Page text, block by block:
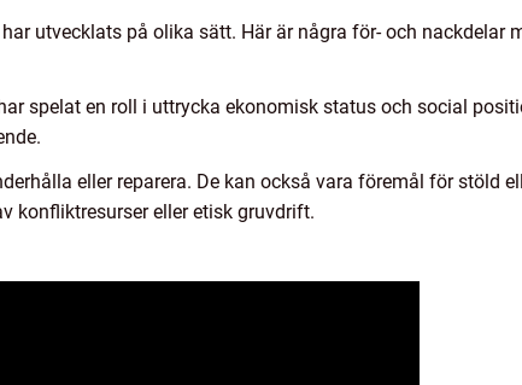
utvecklats på olika sätt. Här är några för- och nackdelar
spelat en roll i uttrycka ekonomisk status och social
eller reparera. De kan också vara föremål för stöld
konfliktresurser eller etisk gruvdrift.